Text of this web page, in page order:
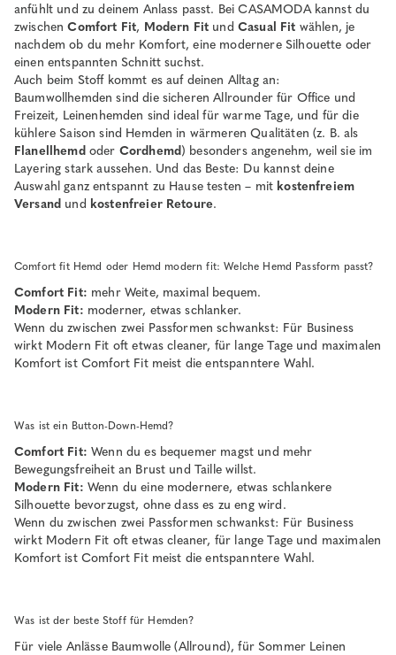
anfühlt und zu deinem Anlass passt. Bei CASAMODA kannst du
zwischenComfort Fit, Modern Fit und Casual Fit wählen, je
nachdem ob du mehr Komfort, eine modernere Silhouette oder
einen entspannten Schnitt suchst.
Auch beim Stoff kommt es auf deinen Alltag an:
Baumwollhemden sind die sicheren Allrounder für Office und
Freizeit, Leinenhemden sind ideal für warme Tage, und für die
kühlere Saison sind Hemden in wärmeren Qualitäten (z. B. als
Flanellhemd oder Cordhemd) besonders angenehm, weil sie im
Layering stark aussehen. Und das Beste: Du kannst deine
Auswahl ganz entspannt zu Hause testen – mit kostenfreiem
Versand und kostenfreier Retoure.
Comfort fit Hemd oder Hemd modern fit: Welche Hemd Passform passt?
Comfort Fit: mehr Weite, maximal bequem.
Modern Fit: moderner, etwas schlanker.
Wenn du zwischen zwei Passformen schwankst: Für Business
wirkt Modern Fit oft etwas cleaner, für lange Tage und maximalen
Komfort ist Comfort Fit meist die entspanntere Wahl.
Was ist ein Button-Down-Hemd?
Comfort Fit: Wenn du es bequemer magst und mehr
Bewegungsfreiheit an Brust und Taille willst.
Modern Fit: Wenn du eine modernere, etwas schlankere
Silhouette bevorzugst, ohne dass es zu eng wird.
Wenn du zwischen zwei Passformen schwankst: Für Business
wirkt Modern Fit oft etwas cleaner, für lange Tage und maximalen
Komfort ist Comfort Fit meist die entspanntere Wahl.
Was ist der beste Stoff für Hemden?
Für viele Anlässe Baumwolle (Allround), für Sommer Leinen